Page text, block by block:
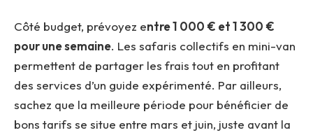
Côté budget, prévoyez entre 1 000 € et 1300 €
pour une semaine. Les safaris collectifs en mini-van
permettent de partager les frais tout en profitant
des services d’un guide expérimenté. Par ailleurs,
sachez que la meilleure période pour bénéficier de
bons tarifs se situe entre mars et juin, juste avant la